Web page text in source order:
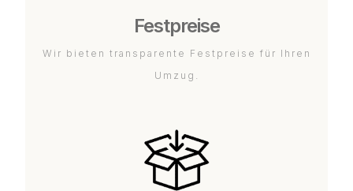
Festpreise
Wir bieten transparente Festpreise für Ihren
Umzug.